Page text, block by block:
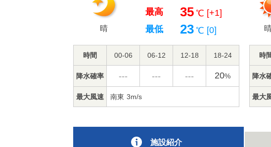
晴
最高 35 ℃ [+1]
最低
23 ℃ [0]
時間 00-06 06-12 12-18 18-24
降水確率 --- --- --- 20%
最大風速 南東 3m/s
時
降水
最大
施設紹介